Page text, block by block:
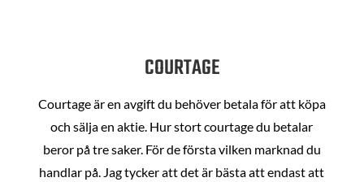
COURTAGE
Courtage är en avgift du behöver betala för att köpa
och sälja en aktie. Hur stort courtage du betalar
beror på tre saker. För de första vilken marknad du
handlar på. Jag tycker att det är bästa att endast att